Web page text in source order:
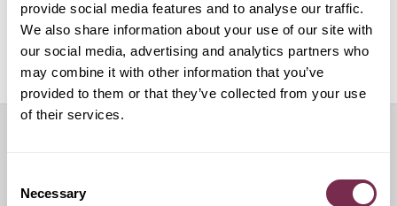
provide social media features and to analyse our traffic.
We also share information about your use of our site with
our social media, advertising and analytics partners who
may combine it with other information that you’ve
provided to them or that they’ve collected from your use
of their services.
Selection
Necessary
Off Mode: sospensione temporanea del noleggio